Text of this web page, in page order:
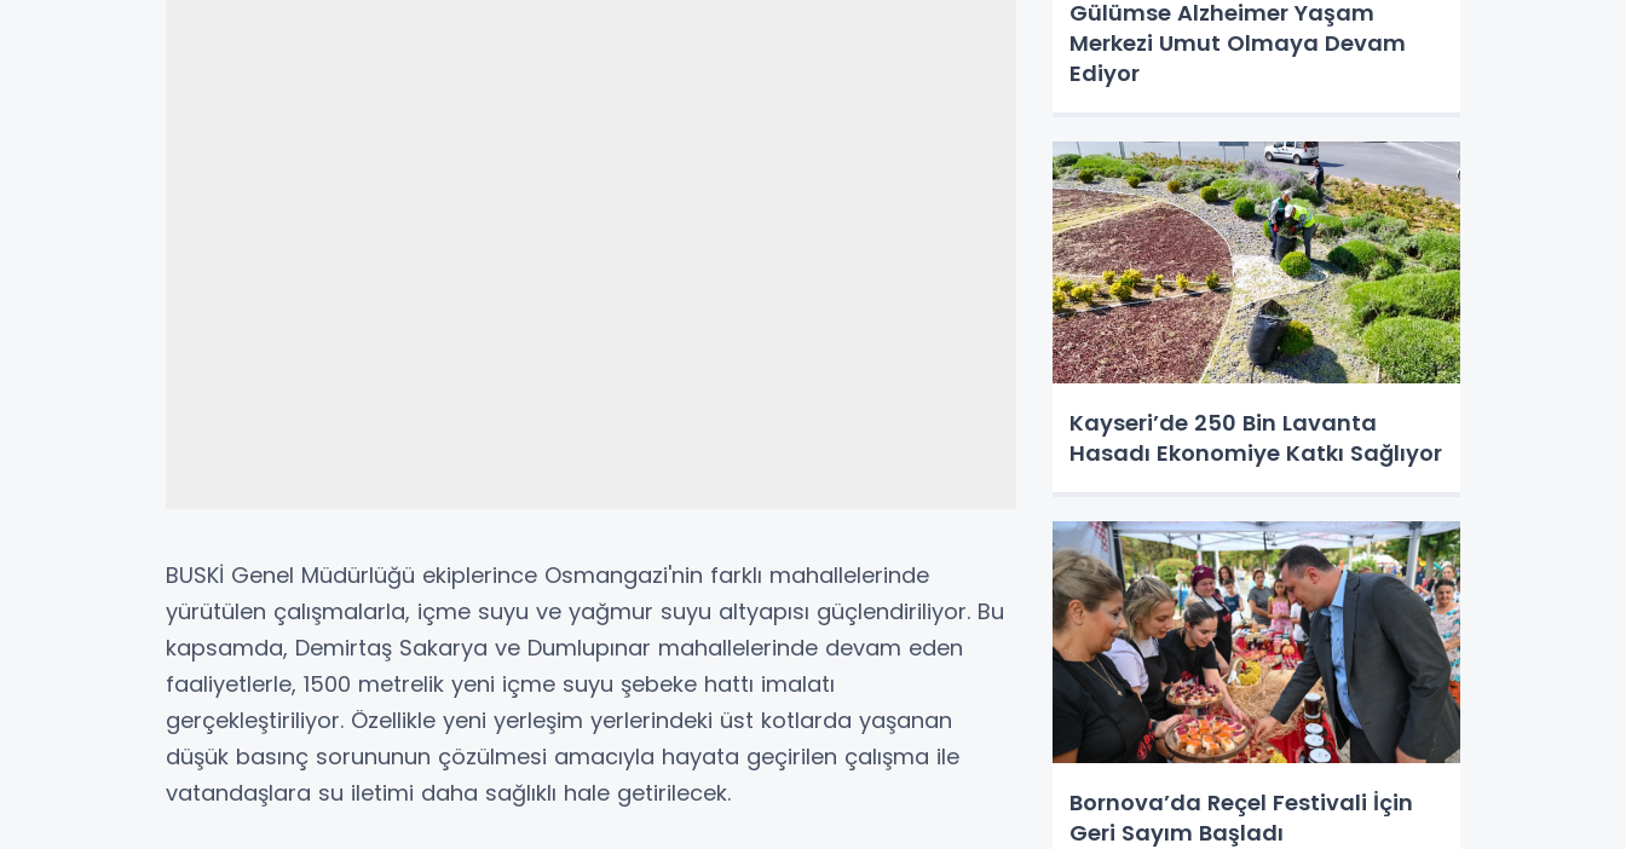
BUSKİ Genel Müdürlüğü ekiplerince Osmangazi'nin farklı mahallelerinde
yürütülen çalışmalarla, içme suyu ve yağmur suyu altyapısı güçlendiriliyor. Bu
kapsamda, Demirtaş Sakarya ve Dumlupınar mahallelerinde devam eden
faaliyetlerle, 1500 metrelik yeni içme suyu şebeke hattı imalatı
gerçekleştiriliyor. Özellikle yeni yerleşim yerlerindeki üst kotlarda yaşanan
düşük basınç sorununun çözülmesi amacıyla hayata geçirilen çalışma ile
vatandaşlara su iletimi daha sağlıklı hale getirilecek.
Gülümse Alzheimer Yaşam
Merkezi Umut Olmaya Devam
Ediyor
Kayseri’de 250 Bin Lavanta
Hasadı Ekonomiye Katkı Sağlıyor
Bornova’da Reçel Festivali İçin
Geri Sayım Başladı